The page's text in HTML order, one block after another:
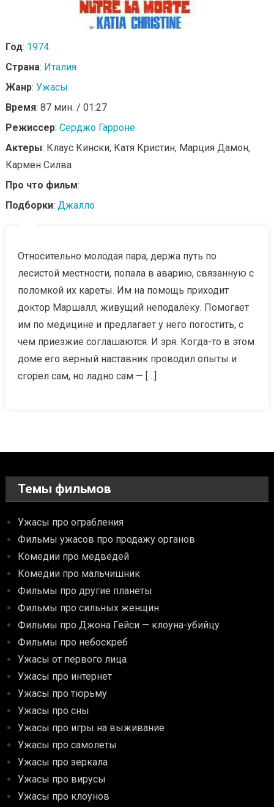
Год: 1974
Страна: Италия
Жанр: Ужасы
Время: 87 мин. / 01:27
Режиссер: Серджо Гарроне
Актеры: Клаус Кински, Катя Кристин, Марция Дамон,
Кармен Силва
Про что фильм:
Подборки: Джалло
Относительно молодая пара, держа путь по
лесистой местности, попала в аварию, связанную с
поломкой их кареты. Им на помощь приходит
доктор Маршалл, живущий неподалёку. Помогает
им по медицине и предлагает у него погостить, с
чем приезжие соглашаются. И зря. Когда-то в этом
доме его верный наставник проводил опыты и
сгорел сам, но ладно сам — […]
Темы фильмов
Ужасы про ограбления
Фильмы ужасов про продажу органов
Комедии про медведей
Комедии про мальчишник
Фильмы про другие планеты
Фильмы про сильных женщин
Фильмы про Джона Гейси — клоуна-убийцу
Фильмы про небоскреб
Ужасы от первого лица
Ужасы про интернет
Ужасы про тюрьму
Ужасы про сны
Ужасы про игры на выживание
Ужасы про самолеты
Ужасы про зеркала
Ужасы про вирусы
Ужасы про клоунов